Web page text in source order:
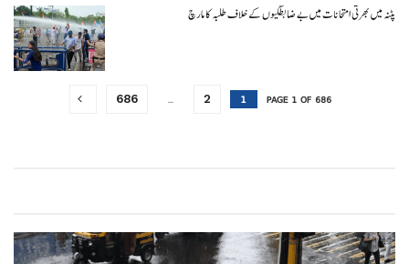
پٹنہ میں بھرتی امتحانات میں بے ضابطگیوں کے خلاف طلبہ کا مارچ
PAGE 1 OF 686
1
2
…
686